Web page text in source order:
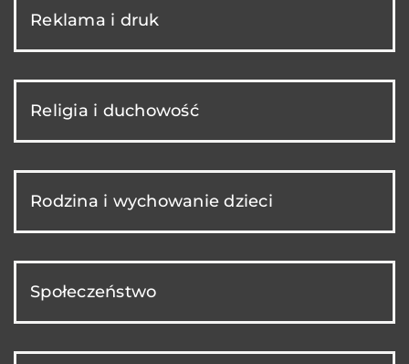
Reklama i druk
Religia i duchowość
Rodzina i wychowanie dzieci
Społeczeństwo